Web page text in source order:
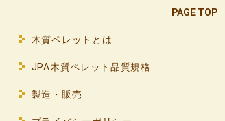
PAGE TOP
木質ペレットとは
JPA木質ペレット品質規格
製造・販売